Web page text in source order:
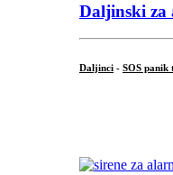
Daljinski za
Daljinci - SOS panik